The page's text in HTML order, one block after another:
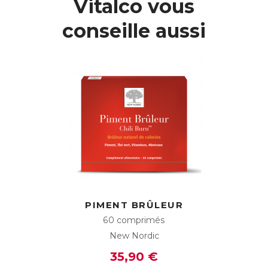
bioactif aide à diminuer l’absorption des sucres après le
repas en limitant leur transformation en glucose lors de la
futures envies de grignotage.
L’extrait de feuilles de Mûrier japonais contenu dans
Zuccarin est standardisé à 2% en DNJ, pour une efficacité
http://zuccarin.fr/
3401560874273
Télécharger la fiche produit
Vitalco vous
conseille aussi
PIMENT BRÛLEUR
60 comprimés
New Nordic
35,90 €